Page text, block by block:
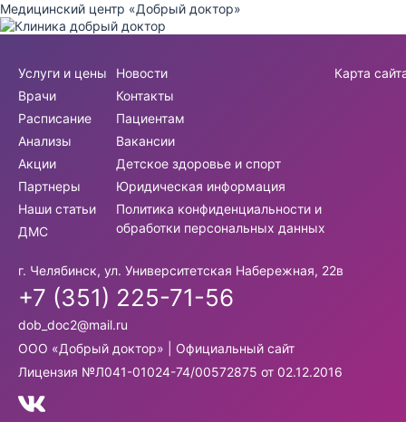
Медицинский центр «Добрый доктор»
Услуги и цены
Врачи
Расписание
Анализы
Акции
Партнеры
Наши статьи
ДМС
Новости
Контакты
Пациентам
Вакансии
Детское здоровье и спорт
Юридическая информация
Политика конфиденциальности и
обработки персональных данных
Карта
г. Челябинск, ул. Университетская Набережная, 22в
+7 (351) 225-71-56
dob_doc2@mail.ru
ООО «Добрый доктор» | Официальный сайт
Лицензия №Л041-01024-74/00572875 от 02.12.2016